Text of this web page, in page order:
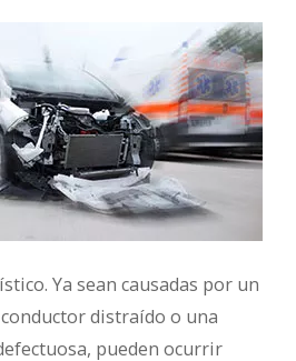
Ya sean causadas por un
distraído o una
pueden ocurrir